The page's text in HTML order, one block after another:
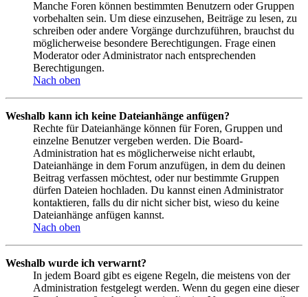
Manche Foren können bestimmten Benutzern oder Gruppen
vorbehalten sein. Um diese einzusehen, Beiträge zu lesen, zu
schreiben oder andere Vorgänge durchzuführen, brauchst du
möglicherweise besondere Berechtigungen. Frage einen
Moderator oder Administrator nach entsprechenden
Berechtigungen.
Nach oben
Weshalb kann ich keine Dateianhänge anfügen?
Rechte für Dateianhänge können für Foren, Gruppen und
einzelne Benutzer vergeben werden. Die Board-
Administration hat es möglicherweise nicht erlaubt,
Dateianhänge in dem Forum anzufügen, in dem du deinen
Beitrag verfassen möchtest, oder nur bestimmte Gruppen
dürfen Dateien hochladen. Du kannst einen Administrator
kontaktieren, falls du dir nicht sicher bist, wieso du keine
Dateianhänge anfügen kannst.
Nach oben
Weshalb wurde ich verwarnt?
In jedem Board gibt es eigene Regeln, die meistens von der
Administration festgelegt werden. Wenn du gegen eine dieser